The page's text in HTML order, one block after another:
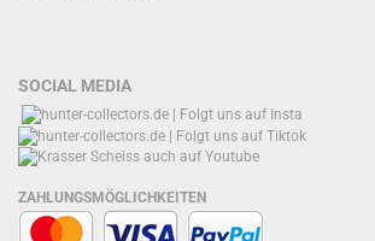
SOCIAL MEDIA
ZAHLUNGSMÖGLICHKEITEN